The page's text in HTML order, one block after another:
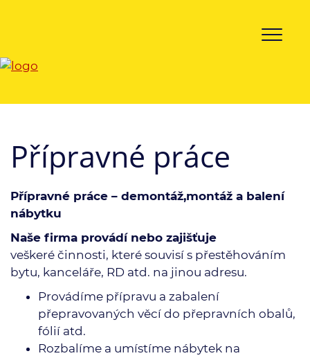
Přípravné práce
Přípravné práce – demontáž,montáž a balení
nábytku
Naše firma provádí nebo zajišťuje
veškeré činnosti, které souvisí s přestěhováním
bytu, kanceláře, RD atd. na jinou adresu.
Provádíme přípravu a zabalení
přepravovaných věcí do přepravních obalů,
fólií atd.
Rozbalíme a umístíme nábytek na